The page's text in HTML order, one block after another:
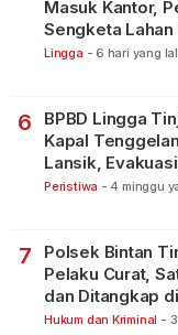
Masuk Kantor,
Sengketa
Warga
Lingga - 6 hari yang
6
BPBD Lingga
Kapal
Lansik,
Peristiwa - 4 minggu
7
Polsek Bintan
Pelaku Curat,
dan Ditangkap
Bintan Pura
Hukum dan Kriminal -